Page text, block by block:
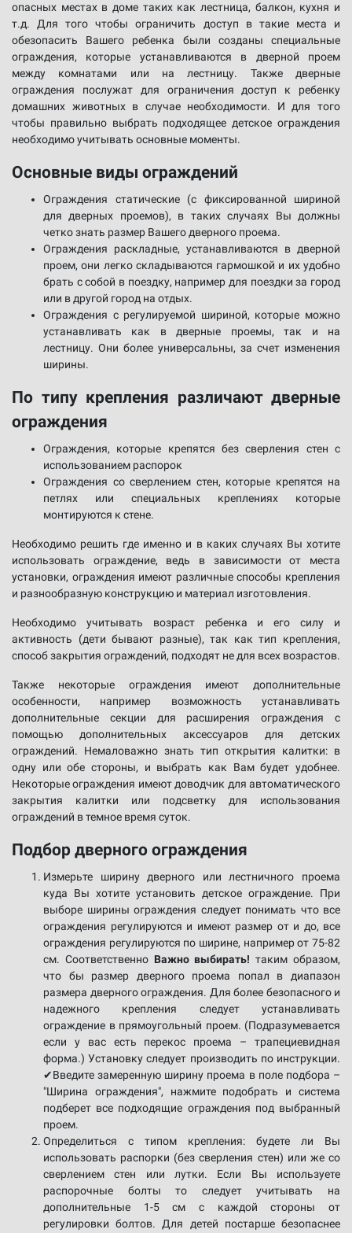
опасных местах в доме таких как лестница, балкон, кухня и
т.д. Для того чтобы ограничить доступ в такие места и
обезопасить Вашего ребенка были созданы специальные
ограждения, которые устанавливаются в дверной проем
между комнатами или на лестницу. Также дверные
ограждения послужат для ограничения доступ к ребенку
домашних животных в случае необходимости. И для того
чтобы правильно выбрать подходящее детское ограждения
необходимо учитывать основные моменты.
Основные виды ограждений
Ограждения статические (с фиксированной шириной
для дверных проемов), в таких случаях Вы должны
четко знать размер Вашего дверного проема.
Ограждения раскладные, устанавливаются в дверной
проем, они легко складываются гармошкой и их удобно
брать с собой в поездку, например для поездки за город
или в другой город на отдых.
Ограждения с регулируемой шириной, которые можно
устанавливать как в дверные проемы, так и на
лестницу. Они более универсальны, за счет изменения
ширины.
По типу крепления различают дверные
ограждения
Ограждения, которые крепятся без сверления стен с
использованием распорок
Ограждения со сверлением стен, которые крепятся на
петлях или специальных креплениях которые
монтируются к стене.
Необходимо решить где именно и в каких случаях Вы хотите
использовать ограждение, ведь в зависимости от места
установки, ограждения имеют различные способы крепления
и разнообразную конструкцию и материал изготовления.
Необходимо учитывать возраст ребенка и его силу и
активность (дети бывают разные), так как тип крепления,
способ закрытия ограждений, подходят не для всех возрастов.
Также некоторые ограждения имеют дополнительные
особенности, например возможность устанавливать
дополнительные секции для расширения ограждения с
помощью дополнительных аксессуаров для детских
ограждений. Немаловажно знать тип открытия калитки: в
одну или обе стороны, и выбрать как Вам будет удобнее.
Некоторые ограждения имеют доводчик для автоматического
закрытия калитки или подсветку для использования
ограждений в темное время суток.
Подбор дверного ограждения
Измерьте ширину дверного или лестничного проема
куда Вы хотите установить детское ограждение. При
выборе ширины ограждения следует понимать что все
ограждения регулируются и имеют размер от и до, все
ограждения регулируются по ширине, например от 75-82
см. Соответственно Важно выбирать! таким образом,
что бы размер дверного проема попал в диапазон
размера дверного ограждения. Для более безопасного и
надежного крепления следует устанавливать
ограждение в прямоугольный проем. (Подразумевается
если у вас есть перекос проема – трапециевидная
форма.) Установку следует производить по инструкции.
✔Введите замеренную ширину проема в поле подбора –
"Ширина ограждения", нажмите подобрать и система
подберет все подходящие ограждения под выбранный
проем.
Определиться с типом крепления: будете ли Вы
использовать распорки (без сверления стен) или же со
сверлением стен или лутки. Если Вы используете
распорочные болты то следует учитывать на
дополнительные 1-5 см с каждой стороны от
регулировки болтов. Для детей постарше безопаснее